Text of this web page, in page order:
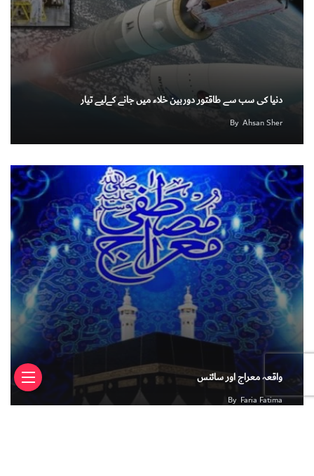
دنیا کی سب سے طاقتور دوربین خلاء میں جانے کےلیے تیار
By Ahsan Sher
واقعہ معراج اور سائنس
By Faria Fatima